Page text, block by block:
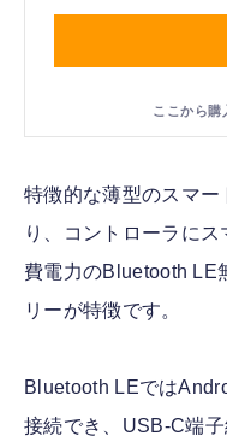
特徴的な薄型のスマー
り、コントローラに
費電力のBluetooth LE
リーが特徴です。
Bluetooth LEでは
接続でき、USB-C端